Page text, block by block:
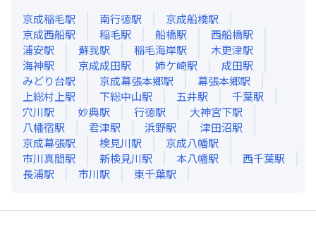
京成稲毛駅 南行徳駅 京成船橋駅
京成西船駅 稲毛駅 船橋駅 西船橋駅
浦安駅 蘇我駅 稲毛海岸駅 木更津駅
海神駅 京成成田駅 姉ケ崎駅 成田駅
みどり台駅 京成幕張本郷駅 幕張本郷駅
上総村上駅 下総中山駅 五井駅 千葉駅
穴川駅 妙典駅 行徳駅 大神宮下駅
八幡宿駅 君津駅 浜野駅 津田沼駅
京成幕張駅 検見川駅 京成八幡駅
市川真間駅 新検見川駅 本八幡駅 西千葉駅
長浦駅 市川駅 東千葉駅